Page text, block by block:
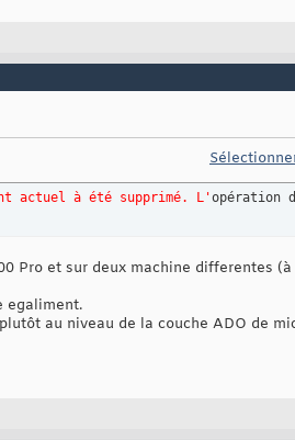
actuel à été supprimé. L'opération
Pro et sur deux machine differentes
egaliment.
au niveau de la couche ADO de